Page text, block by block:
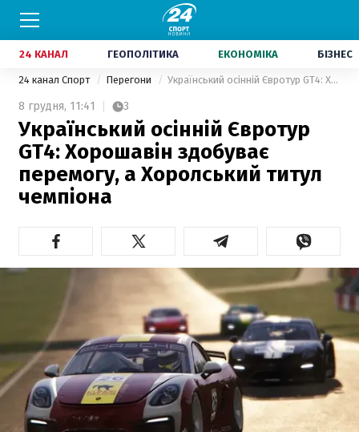
24 КАНАЛ ГЕОПОЛІТИКА ЕКОНОМІКА БІЗНЕС
24 канал Спорт Перегони Український осінній Євротур GT4: Хорошавін здобуває перемогу, а Хоролський титул чемпіона
8 грудня, 11:41 3
Український осінній Євротур
GT4: Хорошавін здобуває
перемогу, а Хоролський титул
чемпіона